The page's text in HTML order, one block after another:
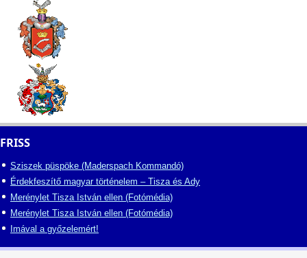
FRISS
Sziszek püspöke (Maderspach Kommandó)
Érdekfeszítő magyar történelem – Tisza és Ady
Merénylet Tisza István ellen (Fotómédia)
Merénylet Tisza István ellen (Fotómédia)
Imával a győzelemért!